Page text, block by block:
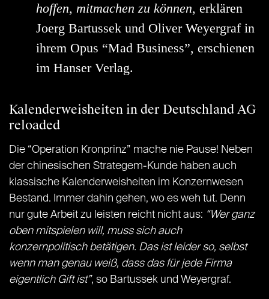
hoffen, mitmachen zu können, erklären
Joerg Bartussek und Oliver Weyergraf in
ihrem Opus “Mad Business”, erschienen
im Hanser Verlag.
Kalenderweisheiten in der Deutschland AG
reloaded
Die “Operation Kronprinz” mache nie Pause! Neben
der chinesischen Strategem-Kunde haben auch
klassische Kalenderweisheiten im Konzernwesen
Bestand. Immer dahin gehen, wo es weh tut. Denn
nur gute Arbeit zu leisten reicht nicht aus: “Wer ganz
oben mitspielen will, muss sich auch
konzernpolitisch betätigen. Das ist leider so, selbst
wenn man genau weiß, dass das für jede Firma
eigentlich Gift ist”, so Bartussek und Weyergraf.